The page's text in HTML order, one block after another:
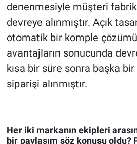
denenmesiyle müşteri
devreye alınmıştır. Açık
otomatik bir komple
avantajların sonucunda
kısa bir süre sonra başka
siparişi alınmıştır.
Her iki markanın ekipleri
bir paylaşım söz konusu oldu?